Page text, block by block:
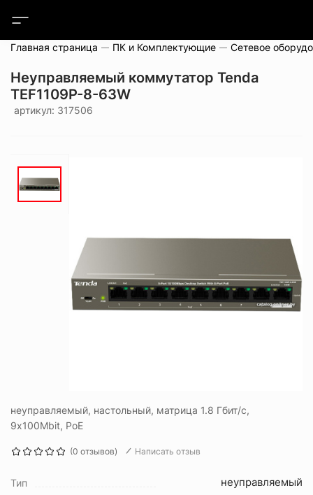
Главная страница ПК и Комплектующие Сетевое
Неуправляемый коммутатор Tenda
TEF1109P-8-63W
артикул: 317506
неуправляемый, настольный, матрица 1.8 Гбит/с,
9x100Mbit, PoE
(0 отзывов) Написать отзыв
Тип неуправляемый